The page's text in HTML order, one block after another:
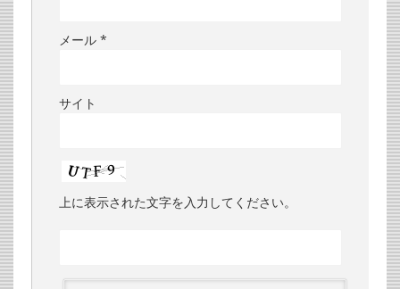
メール *
サイト
上に表示された文字を入力してください。